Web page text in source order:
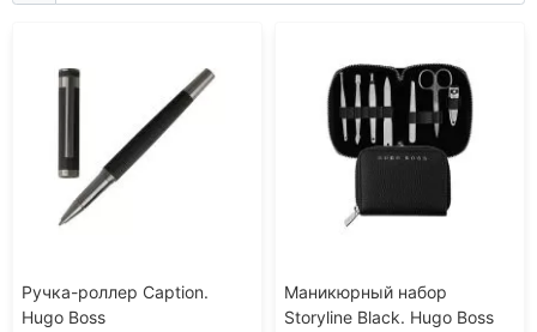
Ручка-роллер Caption.
Hugo Boss
Маникюрный набор
Storyline Black. Hugo Boss